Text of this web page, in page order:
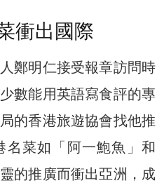
衝出國際
鄭明仁接受報章訪問時
數能用英語寫食評的專
的香港旅遊協會找他推
名菜如「阿一鮑魚」和
的推廣而衝出亞洲，成